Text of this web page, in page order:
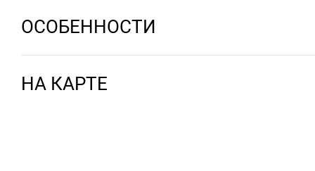
ОСОБЕННОСТИ
НА КАРТЕ